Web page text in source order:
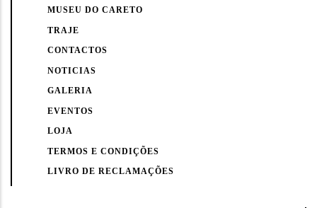
MUSEU DO CARETO
TRAJE
CONTACTOS
NOTICIAS
GALERIA
EVENTOS
LOJA
TERMOS E CONDIÇÕES
LIVRO DE RECLAMAÇÕES